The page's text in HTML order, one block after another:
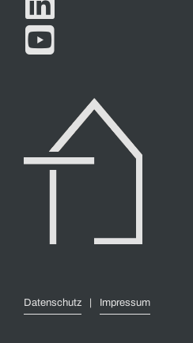

Datenschutz Impressum